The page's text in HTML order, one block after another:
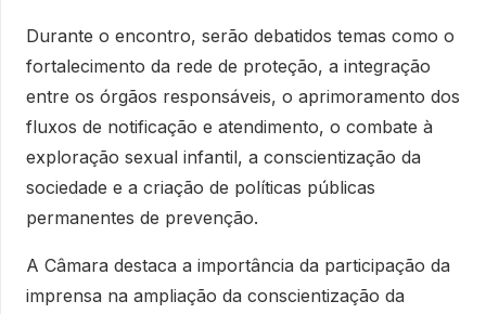
Durante o encontro, serão debatidos temas como o
fortalecimento da rede de proteção, a integração
entre os órgãos responsáveis, o aprimoramento dos
fluxos de notificação e atendimento, o combate à
exploração sexual infantil, a conscientização da
sociedade e a criação de políticas públicas
permanentes de prevenção.
A Câmara destaca a importância da participação da
imprensa na ampliação da conscientização da